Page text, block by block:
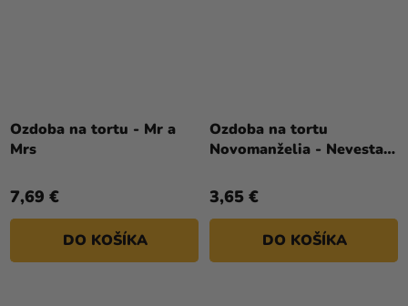
Ozdoba na tortu - Mr a
Mrs
7,69 €
DO KOŠÍKA
Ozdoba na tortu
Novomanželia - Nevesta
3,65 €
DO KOŠÍKA